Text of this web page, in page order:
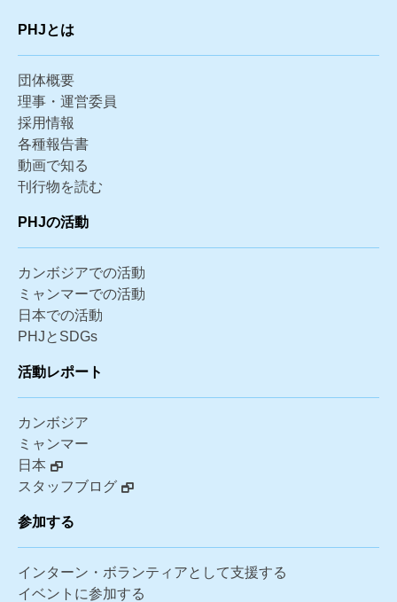
PHJとは
団体概要
理事・運営委員
採用情報
各種報告書
動画で知る
刊行物を読む
PHJの活動
カンボジアでの活動
ミャンマーでの活動
日本での活動
PHJとSDGs
活動レポート
カンボジア
ミャンマー
日本
スタッフブログ
参加する
インターン・ボランティアとして支援する
イベントに参加する